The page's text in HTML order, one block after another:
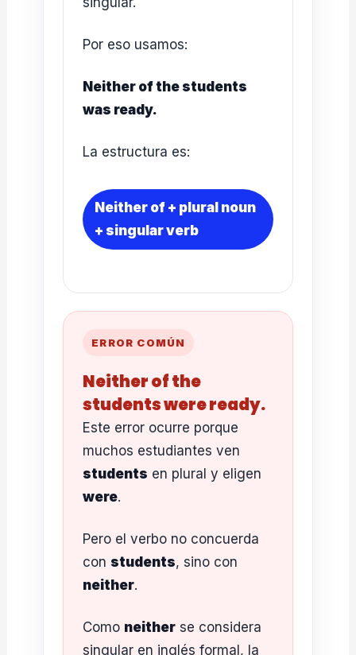
Por eso usamos:
Neither of the students
was ready.
La estructura es:
Neither of + plural noun
+ singular verb
ERROR COMÚN
Neither of the
students were ready.
Este error ocurre porque
muchos estudiantes ven
students en plural y eligen
were.
Pero el verbo no concuerda
con students, sino con
neither.
Como neither se considera
singular en inglés formal, la